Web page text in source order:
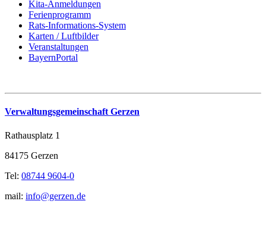
Kita-Anmeldungen
Ferienprogramm
Rats-Informations-System
Karten / Luftbilder
Veranstaltungen
BayernPortal
Verwaltungsgemeinschaft Gerzen
Rathausplatz 1
84175 Gerzen
Tel: 08744 9604-0
mail: info@gerzen.de